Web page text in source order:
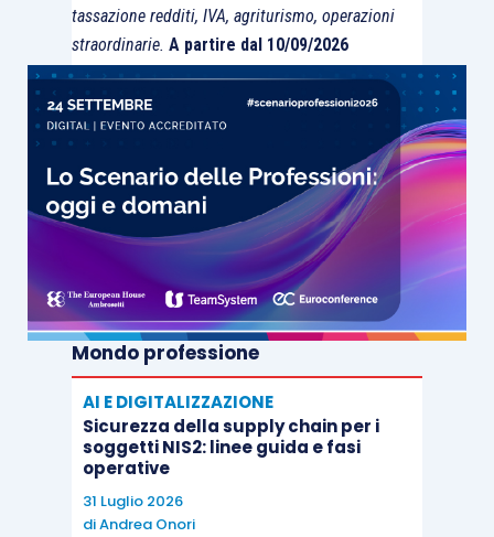
tassazione redditi, IVA, agriturismo, operazioni
straordinarie. A partire dal 10/09/2026
Mondo professione
AI E DIGITALIZZAZIONE
Sicurezza della supply chain per i
soggetti NIS2: linee guida e fasi
operative
31 Luglio 2026
diAndrea Onori